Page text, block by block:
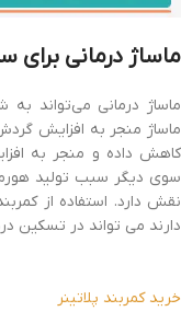
ماساژ درمانی برای
ماساژ درمانی
ماساژ منجر به افزایش
کاهش داده و منجر به
سوی دیگر سبب تولید
نقش دارد. استفاده از
دارند می تواند در تسکین
خرید کمربند پلاتینر